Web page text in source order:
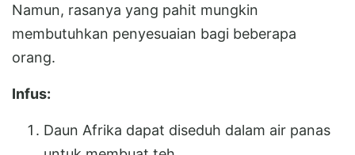
Namun, rasanya yang pahit mungkin
membutuhkan penyesuaian bagi beberapa
orang.
Infus:
Daun Afrika dapat diseduh dalam air panas